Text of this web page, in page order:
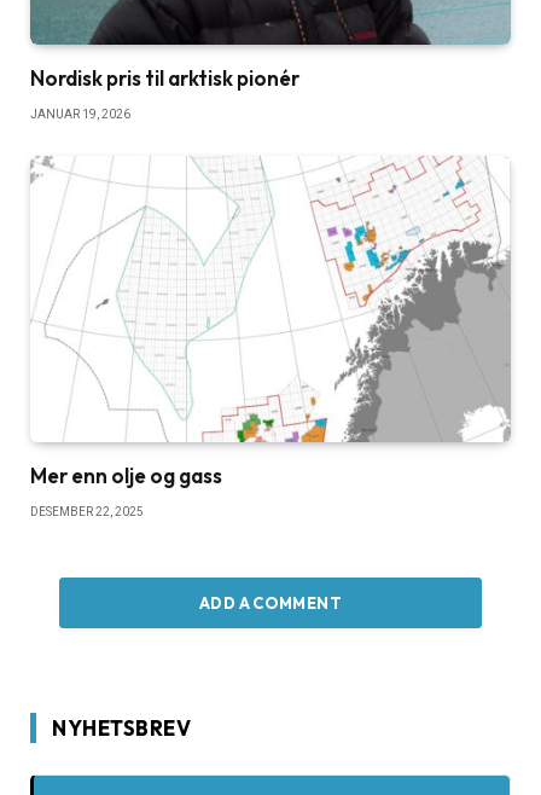
Nordisk pris til arktisk pionér
JANUAR 19, 2026
Mer enn olje og gass
DESEMBER 22, 2025
ADD A COMMENT
NYHETSBREV